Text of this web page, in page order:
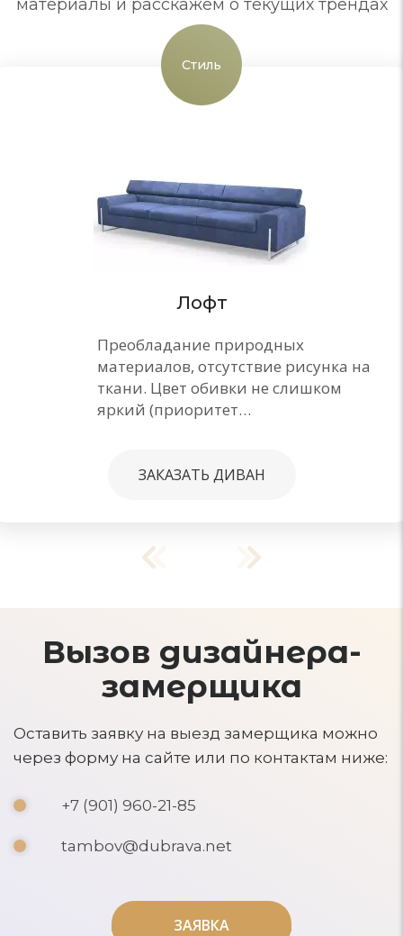
материалы и расскажем о текущих трендах
Стиль
Лофт
Преобладание природных
материалов, отсутствие рисунка на
ткани. Цвет обивки не слишком
яркий (приоритет…
ЗАКАЗАТЬ ДИВАН
Вызов дизайнера-
замерщика
Оставить заявку на выезд замерщика можно
через форму на сайте или по контактам ниже:
+7 (901) 960-21-85
tambov@dubrava.net
ЗАЯВКА
ЗАЯВКА